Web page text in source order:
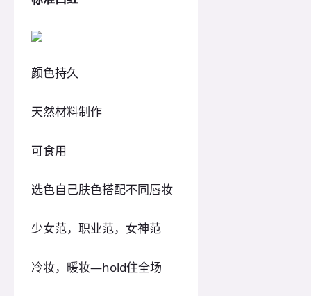
颜色持久
天然材料制作
可食用
选色自己肤色搭配不同唇妆
少女范，职业范，女神范
冷妆，暖妆—hold住全场